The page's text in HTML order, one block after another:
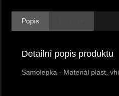
Popis
Detailní popis produktu
Samolepka - Materiál plast,